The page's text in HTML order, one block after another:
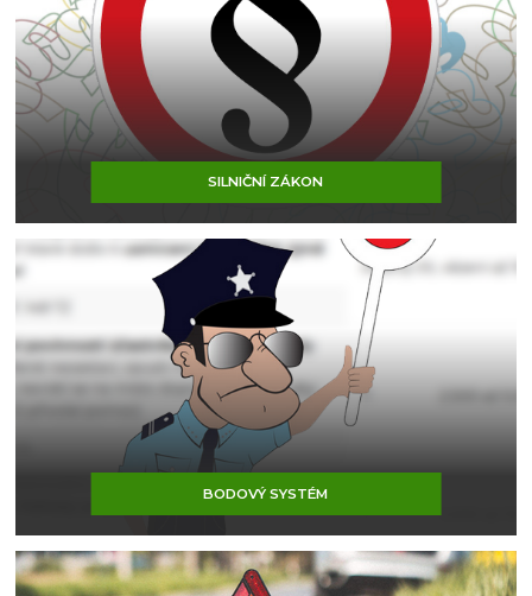
SILNIČNÍ ZÁKON
BODOVÝ SYSTÉM